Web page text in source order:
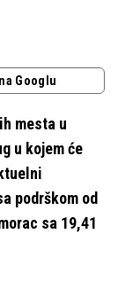
Googlu
mesta u
u kojem će
podrškom od
sa 19,41